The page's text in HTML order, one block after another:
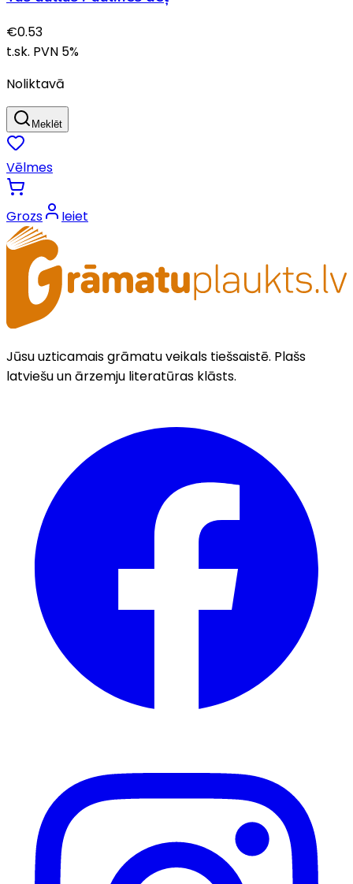
€0.53
t.sk. PVN 5%
Noliktavā
Meklēt
Vēlmes
Grozs Ieiet
Jūsu uzticamais grāmatu veikals tiešsaistē. Plašs
latviešu un ārzemju literatūras klāsts.